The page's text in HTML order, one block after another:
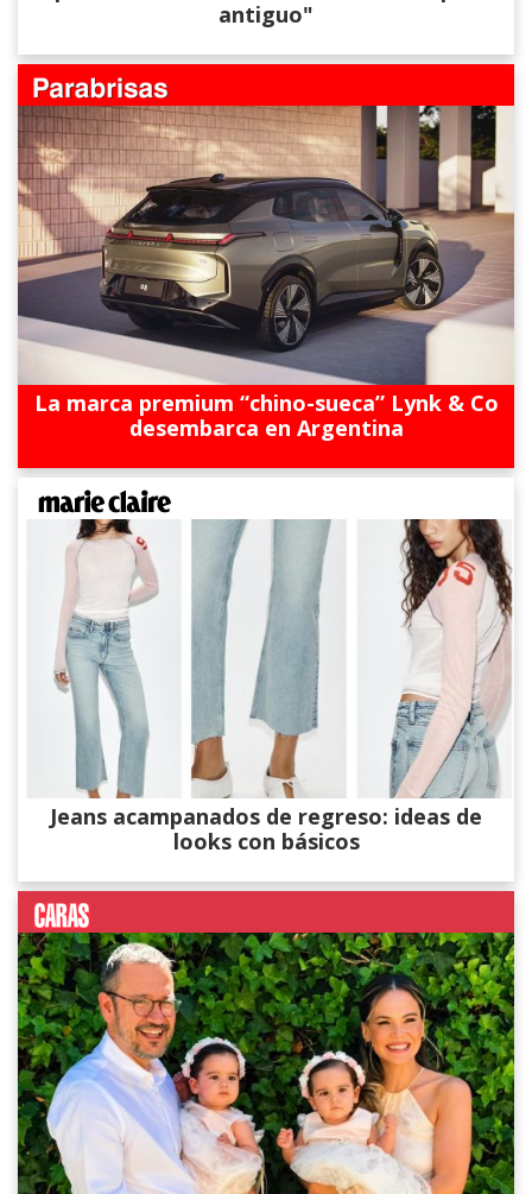
antiguo"
La marca premium “chino-sueca” Lynk & Co
desembarca en Argentina
Jeans acampanados de regreso: ideas de
looks con básicos